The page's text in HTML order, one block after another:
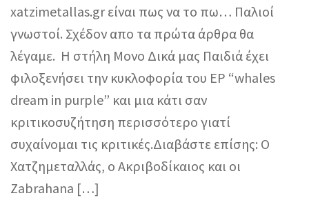
xatzimetallas.gr είναι πως να το πω… Παλιοί
γνωστοί. Σχέδον απο τα πρώτα άρθρα θα
λέγαμε. Η στήλη Μονο Δικά μας Παιδιά έχει
φιλοξενήσει την κυκλοφορία του EP “whales
dream in purple” και μια κάτι σαν
κριτικοσυζήτηση περισσότερο γιατί
συχαίνομαι τις κριτικές.Διαβάστε επίσης: Ο
Χατζημεταλλάς, ο Ακριβοδίκαιος και οι
Zabrahana […]